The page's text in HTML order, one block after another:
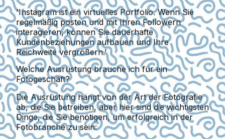
'Instagram ist ein virtuelles Portfolio. Wenn Sie
regelmäßig posten und mit Ihren Followern
interagieren, können Sie dauerhafte
Kundenbeziehungen aufbauen und Ihre
Reichweite vergrößern.'
Welche Ausrüstung brauche ich für ein
Fotogeschäft?
Die Ausrüstung hängt von der Art der Fotografie
ab, die Sie betreiben, aber hier sind die wichtigsten
Dinge, die Sie benötigen, um erfolgreich in der
Fotobranche zu sein: